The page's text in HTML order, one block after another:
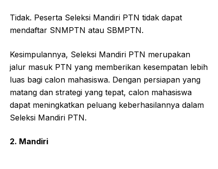
Tidak. Peserta Seleksi Mandiri PTN tidak dapat
mendaftar SNMPTN atau SBMPTN.
Kesimpulannya, Seleksi Mandiri PTN merupakan
jalur masuk PTN yang memberikan kesempatan lebih
luas bagi calon mahasiswa. Dengan persiapan yang
matang dan strategi yang tepat, calon mahasiswa
dapat meningkatkan peluang keberhasilannya dalam
Seleksi Mandiri PTN.
2. Mandiri